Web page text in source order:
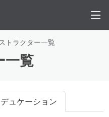
トラクター一覧
一覧
ュケーション